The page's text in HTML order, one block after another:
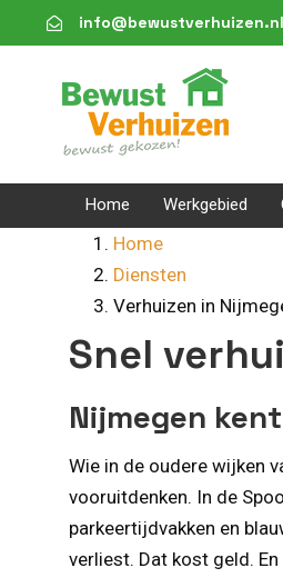
links
to
content
info@bewustverhuizen.nl
Home Werkgebied
Home
Diensten
Verhuizen in
Snel
Nijmegen
Wie in de oudere wijken
vooruitdenken. In de
parkeertijdvakken en
verliest. Dat kost geld.